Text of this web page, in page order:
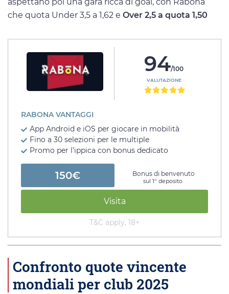
che quota Under 3,5 a 1,62 e Over 2,5 a quota 1,50
94/100
VALUTAZIONE
RABONA VANTAGGI
App Android e iOS per giocare in mobilità
Fino a 30 selezioni per le multiple
Promo per l’ippica con bonus dedicato
150€ Bonus di benvenuto
sul 1° deposito
Visita
T&C apply, 18+
Confronto quote vincente
mondiali per club 2025